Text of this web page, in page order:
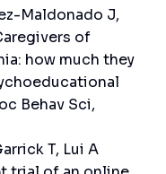
Maldonado J,
of
how much they
Behav Sci,
T, Lui A